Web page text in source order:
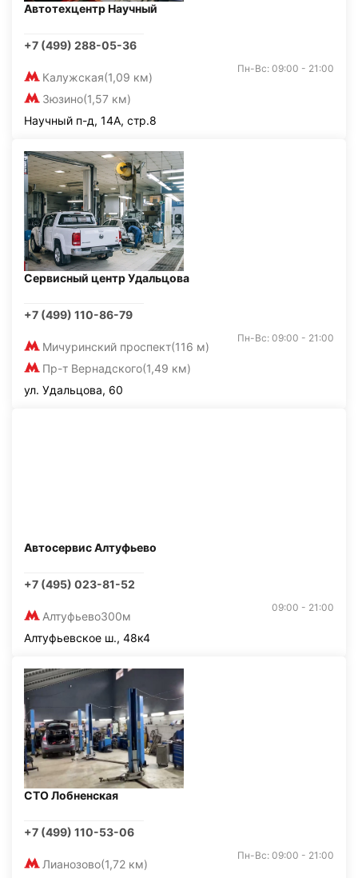
Автотехцентр Научный
+7 (499) 288-05-36
Калужская(1,09 км)
Зюзино(1,57 км)
Пн-Вс: 09:00 - 21:00
Научный п-д, 14А, стр.8
Сервисный центр Удальцова
+7 (499) 110-86-79
Мичуринский проспект(116 м)
Пр-т Вернадского(1,49 км)
Пн-Вс: 09:00 - 21:00
ул. Удальцова, 60
Автосервис Алтуфьево
+7 (495) 023-81-52
Алтуфьево300м
09:00 - 21:00
Алтуфьевское ш., 48к4
СТО Лобненская
+7 (499) 110-53-06
Лианозово(1,72 км)
Пн-Вс: 09:00 - 21:00